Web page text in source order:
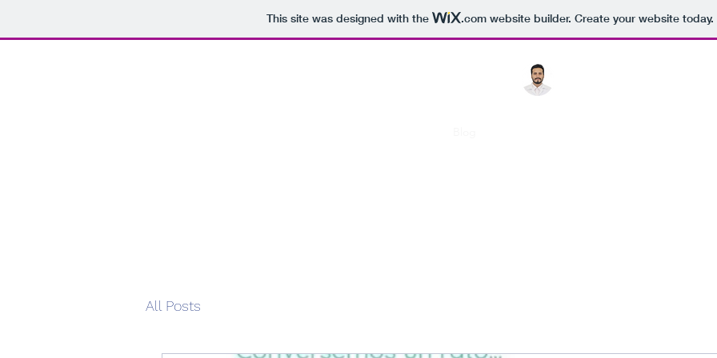
This site was designed with the .comwebsite builder. Create your website today.
All Posts